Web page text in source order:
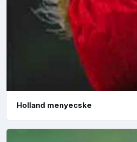
Holland menyecske